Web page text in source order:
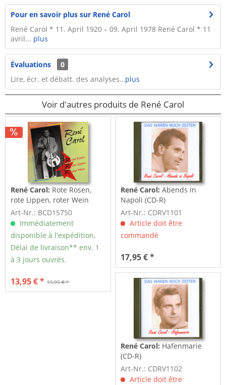
Pour en savoir plus sur René Carol
René Carol * 11. April 1920 – 09. April 1978 René Carol * 11
avril... plus
Évaluations
0
Lire, écr. et débatt. des analyses…plus
Voir d'autres produits de René Carol
René Carol: Rote Rosen,
rote Lippen, roter Wein
Art-Nr.: BCD15750
Immédiatement
disponible à l'expédition,
Délai de livraison** env. 1
à 3 jours ouvrés.
15,95 € *
13,95 € *
René Carol: Abends in
Napoli (CD-R)
Art-Nr.: CDRV1101
Article doit être
commandé
17,95 € *
René Carol: Hafenmarie
(CD-R)
Art-Nr.: CDRV1102
Article doit être